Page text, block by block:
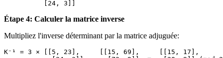
Étape 4: Calculer la matrice inverse
Multipliez l'inverse déterminant par la matrice adjuguée:
K⁻¹ = 3 × [[5, 23],     [[15, 69],     [[15, 17],